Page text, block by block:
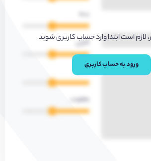
کارایی
کیفیت
مقاومت
لازم است ابتدا وارد حساب کاربری شوید
ورود به حساب کاربری